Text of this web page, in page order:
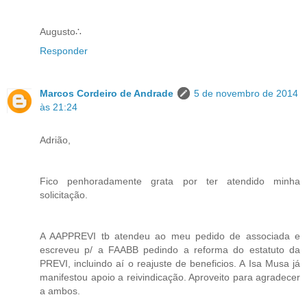
Augusto∴
Responder
Marcos Cordeiro de Andrade
5 de novembro de 2014
às 21:24
Adrião,
Fico penhoradamente grata por ter atendido minha
solicitação.
A AAPPREVI tb atendeu ao meu pedido de associada e
escreveu p/ a FAABB pedindo a reforma do estatuto da
PREVI, incluindo aí o reajuste de beneficios. A Isa Musa já
manifestou apoio a reivindicação. Aproveito para agradecer
a ambos.